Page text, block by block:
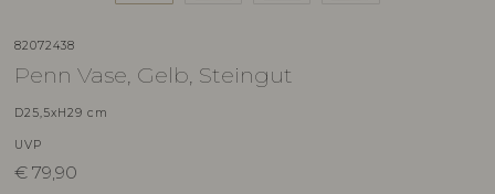
82072438
Penn Vase, Gelb, Steingut
D25,5xH29 cm
UVP
€ 79,90